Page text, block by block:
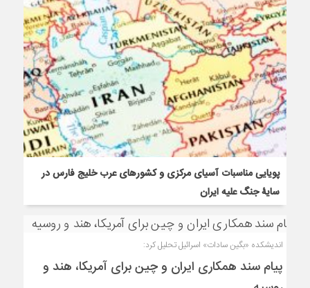
پویایی مناسبات آسیای مرکزی و کشورهای عرب خلیج فارس در
سایۀ جنگ علیه ایران
اندیشکده «بگین سادات» اسرائیل تحلیل کرد:
پیام سند همکاری ایران و چین برای آمریکا، هند و